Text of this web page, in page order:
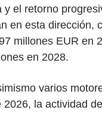
y el retorno
en esta dirección,
millones EUR en
en 2028.
varios
2026, la actividad